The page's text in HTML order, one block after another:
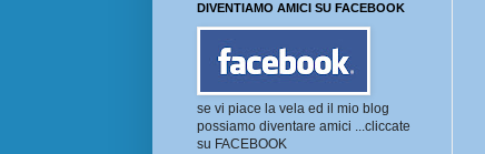
DIVENTIAMO AMICI SU FACEBOOK
se vi piace la vela ed il mio blog
possiamo diventare amici ...cliccate
su FACEBOOK